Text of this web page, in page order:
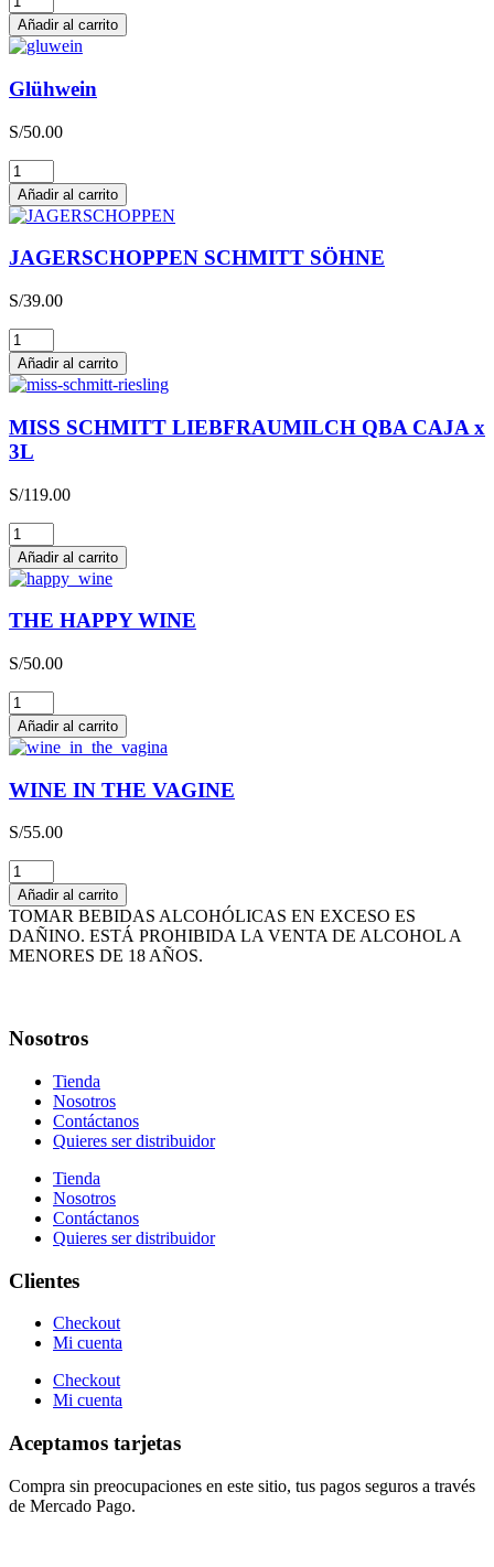
cantidad
Añadir al carrito
Glühwein
S/50.00
Glühwein
cantidad
Añadir al carrito
JAGERSCHOPPEN SCHMITT SÖHNE
S/39.00
JAGERSCHOPPEN
SCHMITT
SÖHNE
cantidad
Añadir al carrito
MISS SCHMITT LIEBFRAUMILCH QBA CAJA x
3L
S/119.00
MISS
SCHMITT
LIEBFRAUMILCH
QBA
CAJA
x
cantidad
Añadir al carrito
THE HAPPY WINE
S/50.00
THE
HAPPY
WINE
cantidad
Añadir al carrito
WINE IN THE VAGINE
S/55.00
WINE
IN
THE
VAGINE
cantidad
Añadir al carrito
TOMAR BEBIDAS ALCOHÓLICAS EN EXCESO ES
DAÑINO. ESTÁ PROHIBIDA LA VENTA DE ALCOHOL A
MENORES DE 18 AÑOS.
Nosotros
Tienda
Nosotros
Contáctanos
Quieres ser distribuidor
Tienda
Nosotros
Contáctanos
Quieres ser distribuidor
Clientes
Checkout
Mi cuenta
Checkout
Mi cuenta
Aceptamos tarjetas
Compra sin preocupaciones en este sitio, tus pagos seguros a través
de Mercado Pago.